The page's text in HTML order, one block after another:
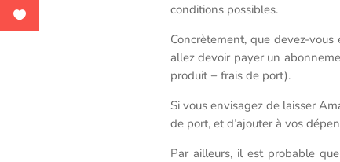
conditions possibles.
Concrètement, que devez-
allez devoir payer un
produit + frais de port).
Si vous envisagez de laisser
de port, et d’ajouter à vos
Par ailleurs, il est probable